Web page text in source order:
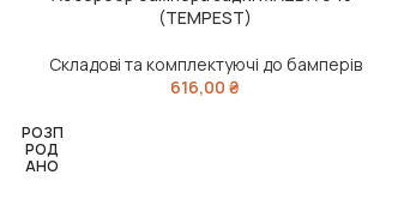
(TEMPEST)
Складові та комплектуючі до бамперів
616,00₴
РОЗП
РОД
АНО